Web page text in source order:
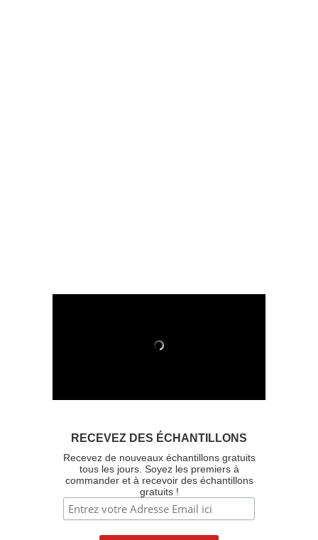
RECEVEZ DES ÉCHANTILLONS
Recevez de nouveaux échantillons gratuits
tous les jours. Soyez les premiers à
commander et à recevoir des échantillons
gratuits !